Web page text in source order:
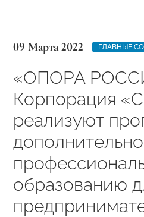
09 Марта 2022 ГЛАВНЫЕ
«ОПОРА
Корпорация
реализуют
образованию